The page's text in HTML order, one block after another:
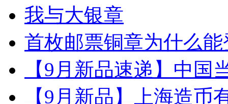
我与大银章
首枚邮票铜章为什么
【9月新品速递】中
【9月新品】上海造